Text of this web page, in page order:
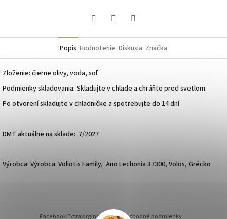
Popis Hodnotenie Diskusia Značka
Zloženie: čierne olivy, voda, soľ
Podmienky skladovania: Skladujte v chlade a chráňte pred svetlom.
Po otvorení skladujte v chladničke a spotrebujte do 14 dní
DMT aktuálne na sklade: 7/2027
Výrobca: Výrobca: Voliotis Family, Ano Lechonia 37300, Volos, Grécko
Facebook Extravirginoil.sk Obchodné podmienky